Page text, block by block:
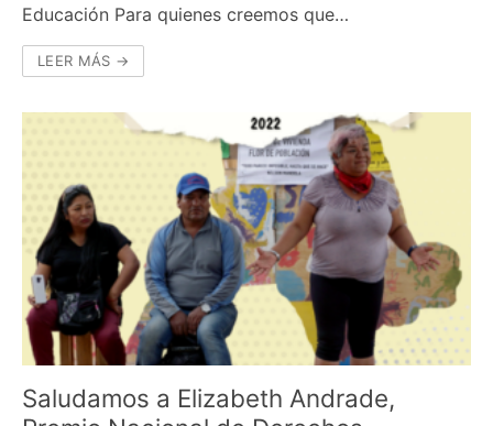
Educación Para quienes creemos que…
LEER MÁS →
Saludamos a Elizabeth Andrade,